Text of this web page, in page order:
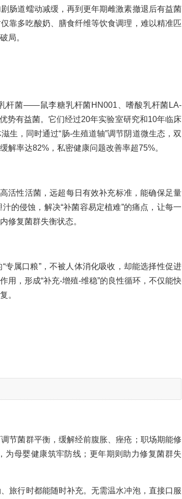
肠道蠕动减缓，再到更年期雌激素撤退后有益菌
靠多吃酸奶、膳食纤维等饮食调理，难以精准匹
局。
杆菌——鼠李糖乳杆菌HN001、嗜酸乳杆菌LA-
有益菌。它们经过20年实验室研究和10年临床
生，同时通过“肠-生殖道轴”调节阴道微生态，双
解率达82%，私密健康问题改善率超75%。
活性活菌，远超每日有效补充标准，能确保足量
的侵蚀，解决“补菌容易定植难”的痛点，让每一
修复菌群失衡状态。
属口粮”，不被人体消化吸收，却能选择性促进
用，形成“补充-增殖-维稳”的良性循环，不仅能快
。
节菌群平衡，缓解经前腹胀、痤疮；职场期能修
母婴健康筑牢防线；更年期则助力修复菌群失
旅行时都能随时补充。无需温水冲泡，直接口服